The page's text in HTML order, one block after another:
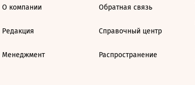
О компании
Редакция
Менеджмент
Обратная связь
Справочный центр
Распространение